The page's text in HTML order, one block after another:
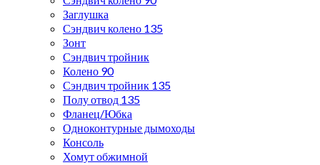
Заглушка
Сэндвич колено 135
Зонт
Сэндвич тройник
Колено 90
Сэндвич тройник 135
Полу отвод 135
Фланец/Юбка
Одноконтурные дымоходы
Консоль
Хомут обжимной